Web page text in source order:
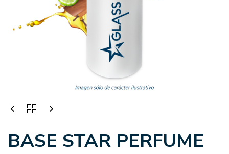
BASE STAR PERFUME